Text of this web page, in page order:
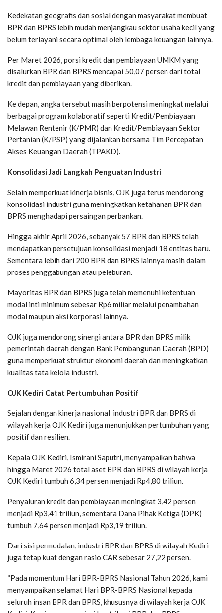
Kedekatan geografis dan sosial dengan masyarakat membuat
BPR dan BPRS lebih mudah menjangkau sektor usaha kecil yang
belum terlayani secara optimal oleh lembaga keuangan lainnya.
Per Maret 2026, porsi kredit dan pembiayaan UMKM yang
disalurkan BPR dan BPRS mencapai 50,07 persen dari total
kredit dan pembiayaan yang diberikan.
Ke depan, angka tersebut masih berpotensi meningkat melalui
berbagai program kolaboratif seperti Kredit/Pembiayaan
Melawan Rentenir (K/PMR) dan Kredit/Pembiayaan Sektor
Pertanian (K/PSP) yang dijalankan bersama Tim Percepatan
Akses Keuangan Daerah (TPAKD).
Konsolidasi Jadi Langkah Penguatan Industri
Selain memperkuat kinerja bisnis, OJK juga terus mendorong
konsolidasi industri guna meningkatkan ketahanan BPR dan
BPRS menghadapi persaingan perbankan.
Hingga akhir April 2026, sebanyak 57 BPR dan BPRS telah
mendapatkan persetujuan konsolidasi menjadi 18 entitas baru.
Sementara lebih dari 200 BPR dan BPRS lainnya masih dalam
proses penggabungan atau peleburan.
Mayoritas BPR dan BPRS juga telah memenuhi ketentuan
modal inti minimum sebesar Rp6 miliar melalui penambahan
modal maupun aksi korporasi lainnya.
OJK juga mendorong sinergi antara BPR dan BPRS milik
pemerintah daerah dengan Bank Pembangunan Daerah (BPD)
guna memperkuat struktur ekonomi daerah dan meningkatkan
kualitas tata kelola industri.
OJK Kediri Catat Pertumbuhan Positif
Sejalan dengan kinerja nasional, industri BPR dan BPRS di
wilayah kerja OJK Kediri juga menunjukkan pertumbuhan yang
positif dan resilien.
Kepala OJK Kediri, Ismirani Saputri, menyampaikan bahwa
hingga Maret 2026 total aset BPR dan BPRS di wilayah kerja
OJK Kediri tumbuh 6,34 persen menjadi Rp4,80 triliun.
Penyaluran kredit dan pembiayaan meningkat 3,42 persen
menjadi Rp3,41 triliun, sementara Dana Pihak Ketiga (DPK)
tumbuh 7,64 persen menjadi Rp3,19 triliun.
Dari sisi permodalan, industri BPR dan BPRS di wilayah Kediri
juga tetap kuat dengan rasio CAR sebesar 27,22 persen.
“Pada momentum Hari BPR-BPRS Nasional Tahun 2026, kami
menyampaikan selamat Hari BPR-BPRS Nasional kepada
seluruh insan BPR dan BPRS, khususnya di wilayah kerja OJK